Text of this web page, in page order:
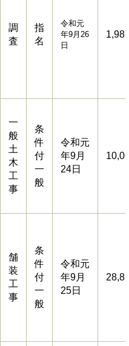
調
査
指
名
令和元
年9月26
日
一
般
土
木
工
事
条
件
付
一
般
令和元
年9月
24日
舗
装
工
事
条
件
付
一
般
令和元
年9月
25日